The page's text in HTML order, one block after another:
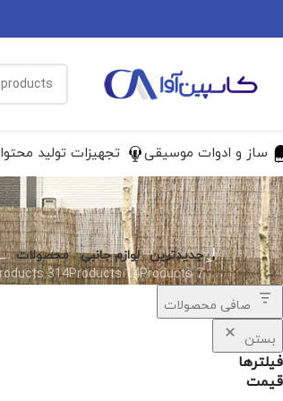
ساز و ادوات موسیقی تجهیزات تولید محتوا
جدیدترین
7 Products
لوازم جانبی
14 Products
محصولات
314 Products
صافی محصولات
بستن
فیلترها
قیمت